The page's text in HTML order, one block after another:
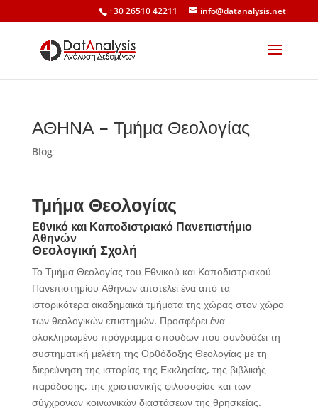
+30 26510 42211 info@datanalysis.net
ΑΘΗΝΑ – Τμήμα Θεολογίας
Blog
Τμήμα Θεολογίας
Εθνικό και Καποδιστριακό Πανεπιστήμιο
Αθηνών
Θεολογική Σχολή
Το Τμήμα Θεολογίας του Εθνικού και Καποδιστριακού
Πανεπιστημίου Αθηνών αποτελεί ένα από τα
ιστορικότερα ακαδημαϊκά τμήματα της χώρας στον χώρο
των θεολογικών επιστημών. Προσφέρει ένα
ολοκληρωμένο πρόγραμμα σπουδών που συνδυάζει τη
συστηματική μελέτη της Ορθόδοξης Θεολογίας με τη
διερεύνηση της ιστορίας της Εκκλησίας, της βιβλικής
παράδοσης, της χριστιανικής φιλοσοφίας και των
σύγχρονων κοινωνικών διαστάσεων της θρησκείας.